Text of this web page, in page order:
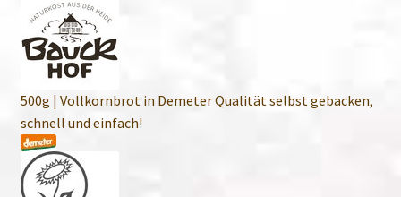
500g | Vollkornbrot in Demeter Qualität selbst gebacken,
schnell und einfach!